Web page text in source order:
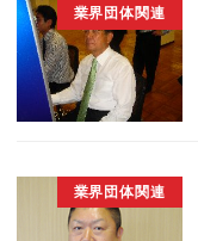
業界団体関連
業界団体関連